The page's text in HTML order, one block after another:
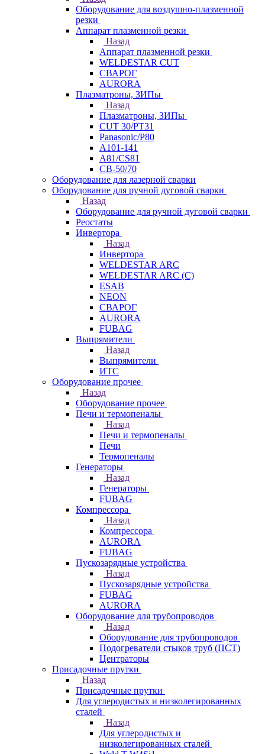
Оборудование для воздушно-плазменной
резки
Аппарат плазменной резки
Назад
Аппарат плазменной резки
WELDESTAR CUT
СВАРОГ
AURORA
Плазматроны, ЗИПы
Назад
Плазматроны, ЗИПы
CUT 30/PT31
Panasonic/P80
А101-141
А81/CS81
СВ-50/70
Оборудование для лазерной сварки
Оборудование для ручной дуговой сварки
Назад
Оборудование для ручной дуговой сварки
Реостаты
Инвертора
Назад
Инвертора
WELDESTAR ARC
WELDESTAR ARC (С)
ESAB
NEON
СВАРОГ
AURORA
FUBAG
Выпрямители
Назад
Выпрямители
ИТС
Оборудование прочее
Назад
Оборудование прочее
Печи и термопеналы
Назад
Печи и термопеналы
Печи
Термопеналы
Генераторы
Назад
Генераторы
FUBAG
Компрессора
Назад
Компрессора
AURORA
FUBAG
Пускозарядные устройства
Назад
Пускозарядные устройства
FUBAG
AURORA
Оборудование для трубопроводов
Назад
Оборудование для трубопроводов
Подогреватели стыков труб (ПСТ)
Центраторы
Присадочные прутки
Назад
Присадочные прутки
Для углеродистых и низколегированных
сталей
Назад
Для углеродистых и
низколегированных сталей